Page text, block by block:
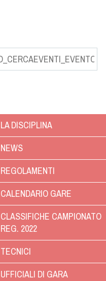
LA DISCIPLINA
NEWS
REGOLAMENTI
CALENDARIO GARE
CLASSIFICHE CAMPIONATO
REG. 2022
TECNICI
UFFICIALI DI GARA